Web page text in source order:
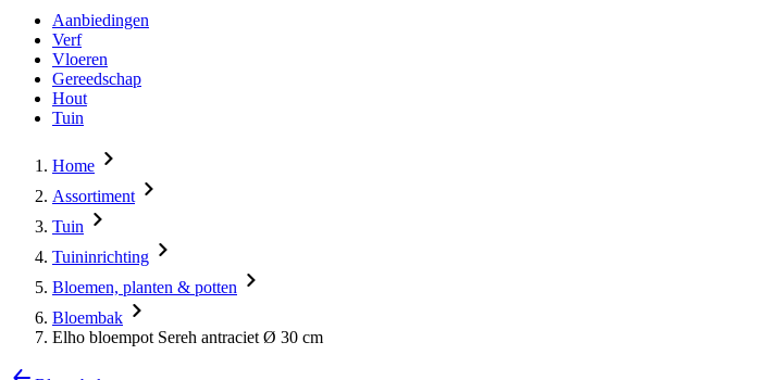
Aanbiedingen
Verf
Vloeren
Gereedschap
Hout
Tuin
Home
Assortiment
Tuin
Tuininrichting
Bloemen, planten & potten
Bloembak
Elho bloempot Sereh antraciet Ø 30 cm